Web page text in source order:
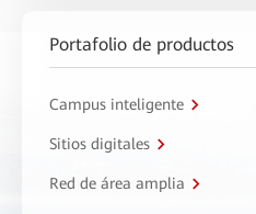
Portafolio de productos
Campus inteligente
Sitios digitales
Red de área amplia